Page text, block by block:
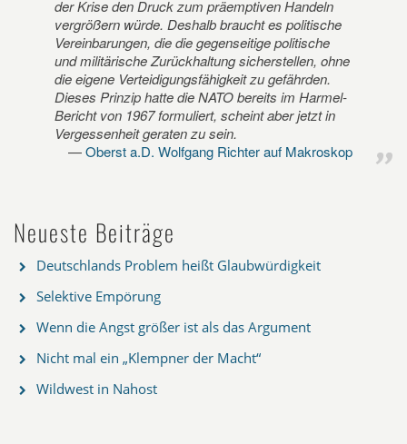
der Krise den Druck zum präemptiven Handeln
vergrößern würde. Deshalb braucht es politische
Vereinbarungen, die die gegenseitige politische
und militärische Zurückhaltung sicherstellen, ohne
die eigene Verteidigungsfähigkeit zu gefährden.
Dieses Prinzip hatte die NATO bereits im Harmel-
Bericht von 1967 formuliert, scheint aber jetzt in
Vergessenheit geraten zu sein.
Oberst a.D. Wolfgang Richter auf Makroskop
Neueste Beiträge
Deutschlands Problem heißt Glaubwürdigkeit
Selektive Empörung
Wenn die Angst größer ist als das Argument
Nicht mal ein „Klempner der Macht“
Wildwest in Nahost